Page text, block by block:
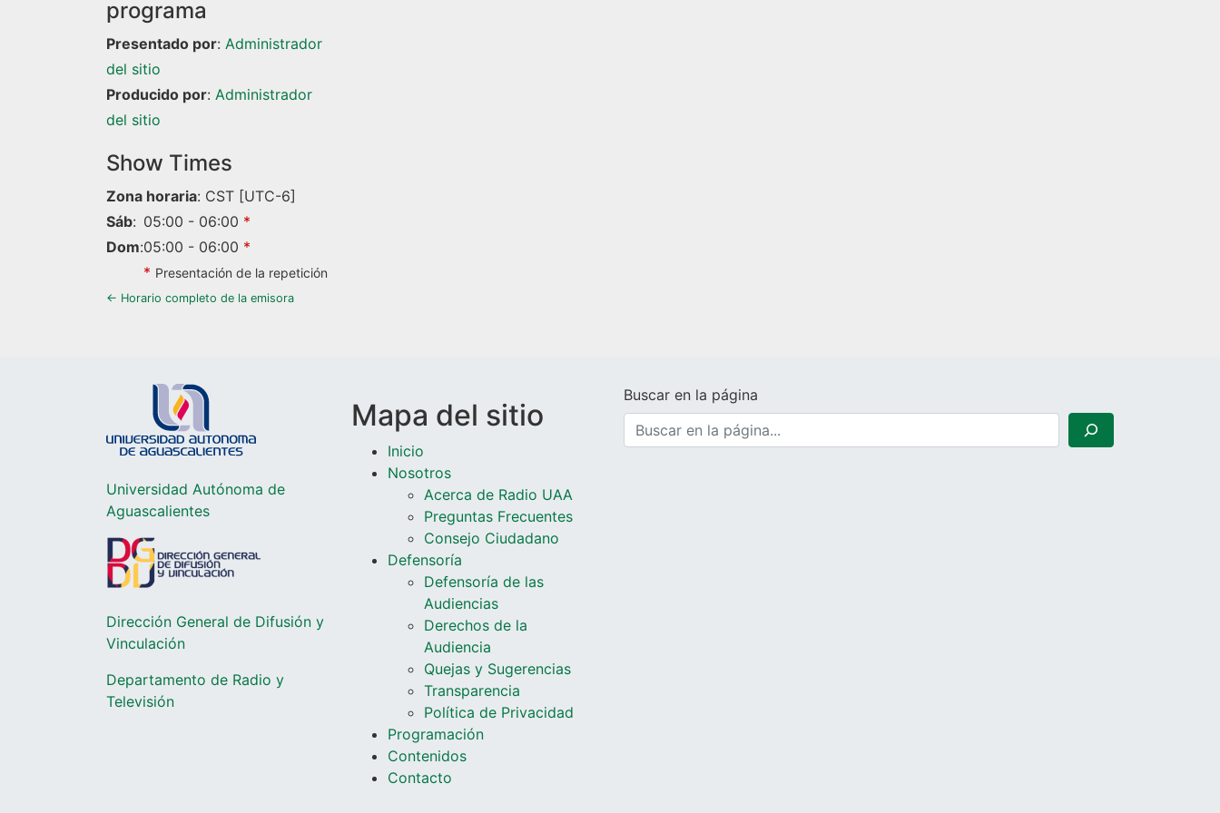
programa
Presentado por: Administrador
del sitio
Producido por: Administrador
del sitio
Show Times
Zona horaria: CST [UTC-6]
Sáb: 05:00 - 06:00 *
Dom:05:00 - 06:00 *
* Presentación de la repetición
← Horario completo de la emisora
Universidad Autónoma de
Aguascalientes
Dirección General de Difusión y
Vinculación
Departamento de Radio y
Televisión
Mapa del sitio
Inicio
Nosotros
Acerca de Radio UAA
Preguntas Frecuentes
Consejo Ciudadano
Defensoría
Defensoría de las
Audiencias
Derechos de la
Audiencia
Quejas y Sugerencias
Transparencia
Política de Privacidad
Programación
Contenidos
Contacto
Buscar en la página